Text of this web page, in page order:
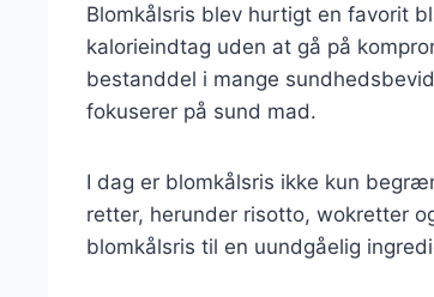
Blomkålsris blev hurtigt en favorit
kalorieindtag uden at gå på
bestanddel i mange
fokuserer på sund mad.
I dag er blomkålsris ikke kun
retter, herunder risotto, wokretter
blomkålsris til en uundgåelig